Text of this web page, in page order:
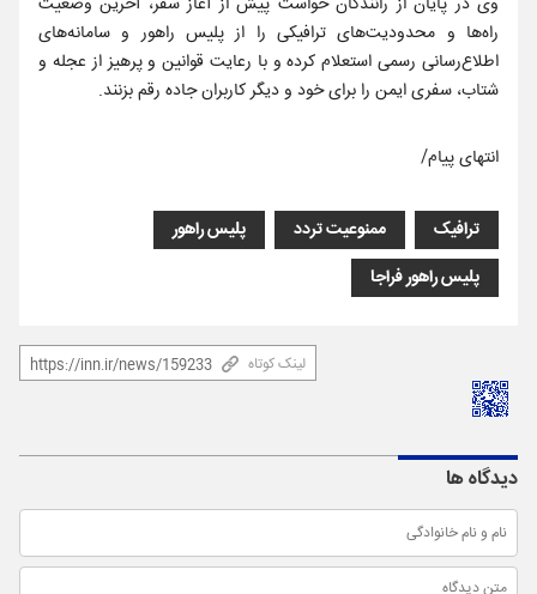
راه‌ها و محدودیت‌های ترافیکی را از پلیس راهور و سامانه‌های
اطلاع‌رسانی رسمی استعلام کرده و با رعایت قوانین و پرهیز از عجله و
شتاب، سفری ایمن را برای خود و دیگر کاربران جاده رقم بزنند.
انتهای پیام/
ترافیک ممنوعیت تردد
پلیس راهور
پلیس راهور فراجا
لینک کوتاه
دیدگاه ها